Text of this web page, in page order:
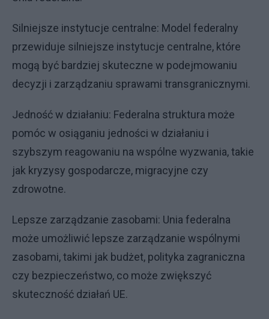
Silniejsze instytucje centralne: Model federalny
przewiduje silniejsze instytucje centralne, które
mogą być bardziej skuteczne w podejmowaniu
decyzji i zarządzaniu sprawami transgranicznymi.
Jedność w działaniu: Federalna struktura może
pomóc w osiąganiu jedności w działaniu i
szybszym reagowaniu na wspólne wyzwania, takie
jak kryzysy gospodarcze, migracyjne czy
zdrowotne.
Lepsze zarządzanie zasobami: Unia federalna
może umożliwić lepsze zarządzanie wspólnymi
zasobami, takimi jak budżet, polityka zagraniczna
czy bezpieczeństwo, co może zwiększyć
skuteczność działań UE.